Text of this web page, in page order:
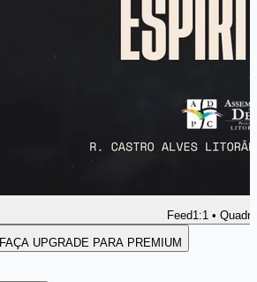
Feed1:1 •
FAÇA UPGRADE PARA PREMIUM